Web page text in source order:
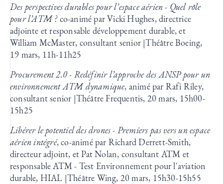
Des perspectives durables pour l’espace aérien - Quel rôle
pour l’ATM ?co-animé par Vicki Hughes, directrice
adjointe et responsable développement durable, et
William McMaster, consultant senior |Théâtre Boeing,
19 mars, 11h-11h25
Procurement 2.0 - Redéfinir l’approche des ANSP pour un
environnement ATM dynamique, animé par Rafi Riley,
consultant senior |Théâtre Frequentis, 20 mars, 15h00-
15h25
Libérer le potentiel des drones - Premiers pas vers un espace
aérien intégré, co-animé par Richard Derrett-Smith,
directeur adjoint, et Pat Nolan, consultant ATM et
responsable ATM - Test Environnement pour l'aviation
durable, HIAL |Théâtre Wing, 20 mars, 15h30-15h55